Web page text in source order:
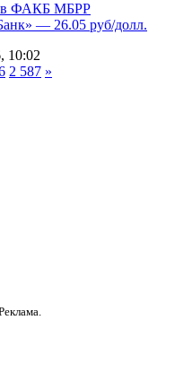
в ФАКБ МБРР
— 26.05 руб/долл.
10:02
2 587 »